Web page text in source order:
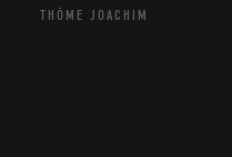
THÔME JOACHIM